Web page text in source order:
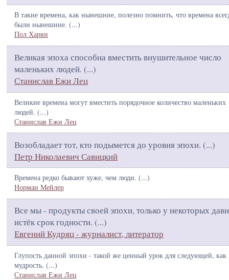
В такие времена, как нынешние, полезно помнить, что времена
были нынешние. (...)
Пол Харви
Великая эпоха способна вместить внушительное число
маленьких людей. (...)
Станислав Ежи Лец
Великие времена могут вместить порядочное количество маленьких
людей. (...)
Станислав Ежи Лец
Возобладает тот, кто подымется до уровня эпохи. (...)
Петр Николаевич Савицкий
Времена редко бывают хуже, чем люди. (...)
Норман Мейлер
Все мы - продукты своей эпохи, только у некоторых
истёк срок годности. (...)
Евгений Кудряц - журналист, литератор
Глупость данной эпохи - такой же ценный урок для следующей, как
мудрость. (...)
Станислав Ежи Лец